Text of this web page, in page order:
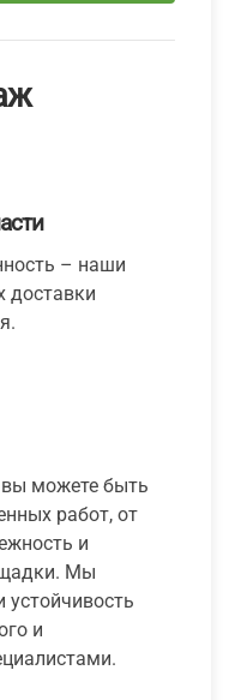
– наши
доставки
вы можете быть
работ, от
и
Мы
устойчивость
и